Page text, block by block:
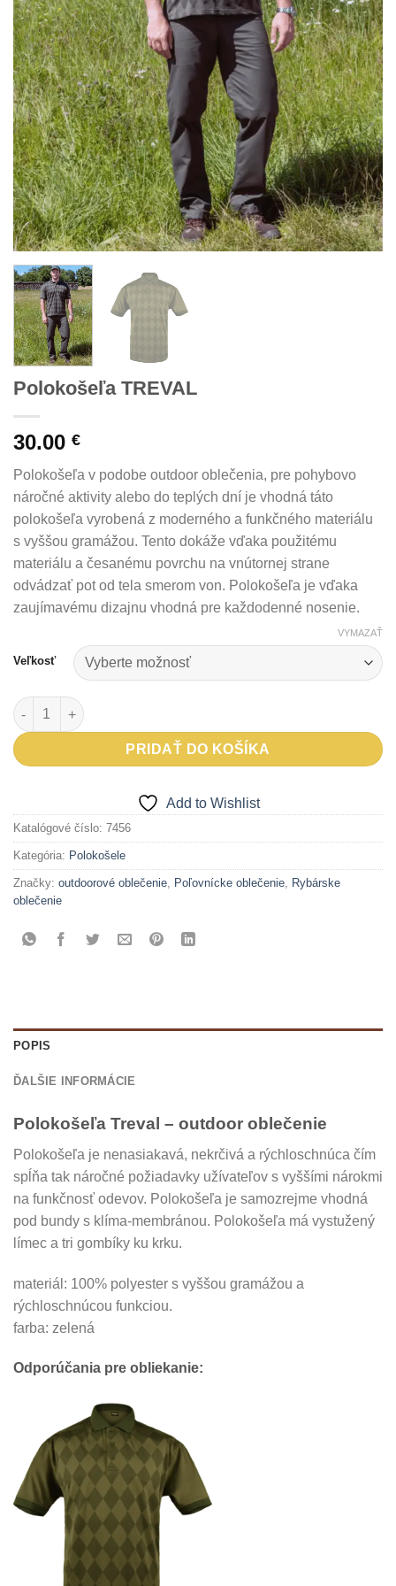
Polokošeľa TREVAL
30.00 €
Polokošeľa v podobe outdoor oblečenia, pre pohybovo
náročné aktivity alebo do teplých dní je vhodná táto
polokošeľa vyrobená z moderného a funkčného materiálu
s vyššou gramážou. Tento dokáže vďaka použitému
materiálu a česanému povrchu na vnútornej strane
odvádzať pot od tela smerom von. Polokošeľa je vďaka
zaujímavému dizajnu vhodná pre každodenné nosenie.
Veľkosť
VYMAZAŤ
množstvo Polokošeľa TREVAL
PRIDAŤ DO KOŠÍKA
Add to Wishlist
Katalógové číslo: 7456
Kategória: Polokošele
Značky: outdoorové oblečenie, Poľovnícke oblečenie, Rybárske
oblečenie
POPIS
ĎALŠIE INFORMÁCIE
Polokošeľa Treval – outdoor oblečenie
Polokošeľa je nenasiakavá, nekrčivá a rýchloschnúca čím
spĺňa tak náročné požiadavky užívateľov s vyššími nárokmi
na funkčnosť odevov. Polokošeľa je samozrejme vhodná
pod bundy s klíma-membránou. Polokošeľa má vystužený
límec a tri gombíky ku krku.
materiál: 100% polyester s vyššou gramážou a
rýchloschnúcou funkciou.
farba: zelená
Odporúčania pre obliekanie: